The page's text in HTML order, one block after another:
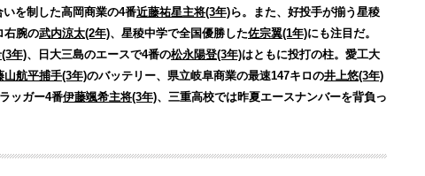
いを制した高岡商業の4番近藤祐星主将(3年)ら。また、好投手が揃う星稜
右腕の武内涼太(2年)、星稜中学で全国優勝した佐宗翼(1年)にも注目だ。
(3年)、日大三島のエースで4番の松永陽登(3年)はともに投打の柱。愛工大
山航平捕手(3年)のバッテリー、県立岐阜商業の最速147キロの井上悠(3年)
ッガー4番伊藤颯希主将(3年)、三重高校では昨夏エースナンバーを背負っ